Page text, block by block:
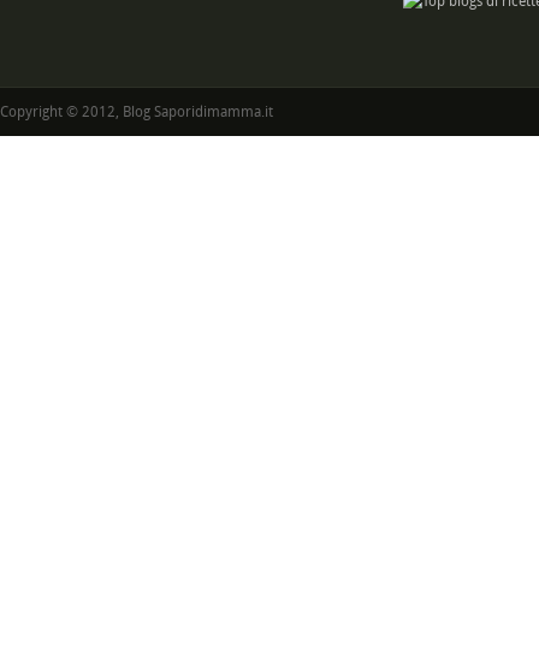
Copyright © 2012, Blog Saporidimamma.it